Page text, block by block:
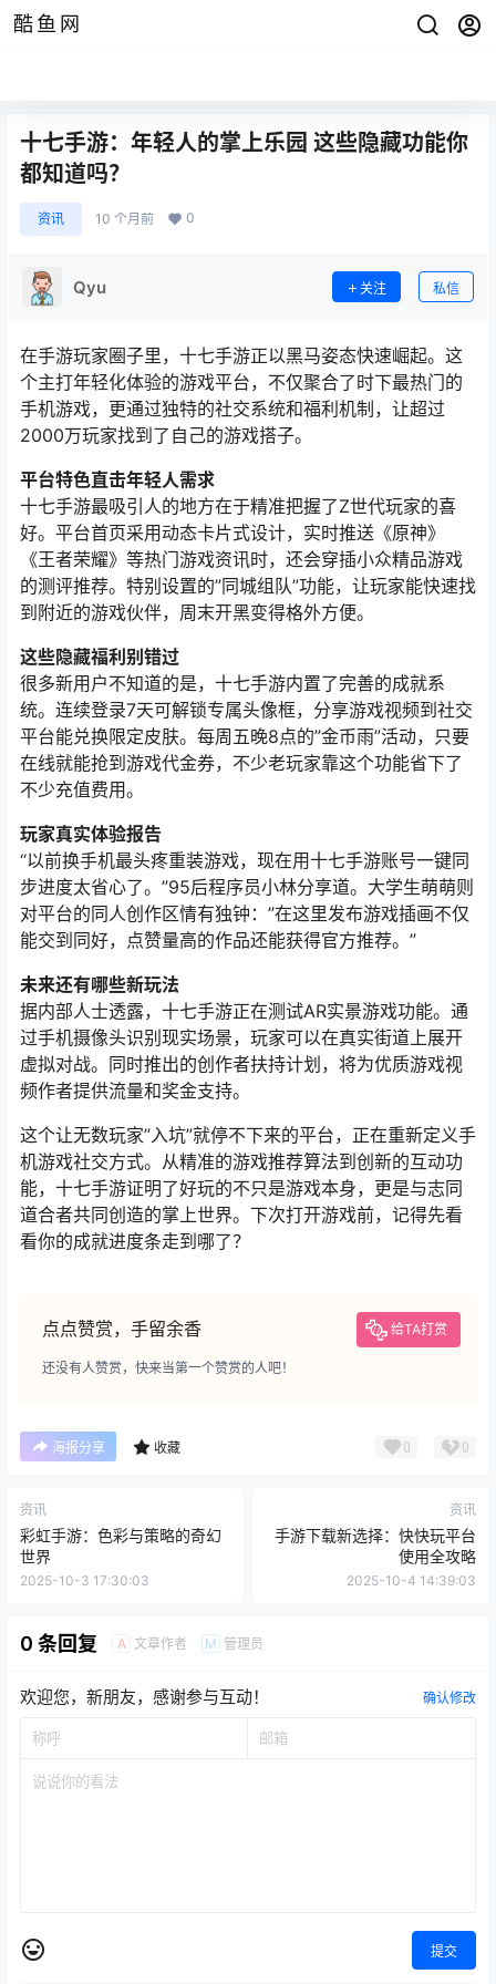
酷鱼网
十七手游：年轻人的掌上乐园 这些隐藏功能你
都知道吗？
资讯 10 个月前 0
Qyu 关注 私信
在手游玩家圈子里，十七手游正以黑马姿态快速崛起。这
个主打年轻化体验的游戏平台，不仅聚合了时下最热门的
手机游戏，更通过独特的社交系统和福利机制，让超过
2000万玩家找到了自己的游戏搭子。
平台特色直击年轻人需求
十七手游最吸引人的地方在于精准把握了Z世代玩家的喜
好。平台首页采用动态卡片式设计，实时推送《原神》
《王者荣耀》等热门游戏资讯时，还会穿插小众精品游戏
的测评推荐。特别设置的”同城组队”功能，让玩家能快速找
到附近的游戏伙伴，周末开黑变得格外方便。
这些隐藏福利别错过
很多新用户不知道的是，十七手游内置了完善的成就系
统。连续登录7天可解锁专属头像框，分享游戏视频到社交
平台能兑换限定皮肤。每周五晚8点的”金币雨”活动，只要
在线就能抢到游戏代金券，不少老玩家靠这个功能省下了
不少充值费用。
玩家真实体验报告
“以前换手机最头疼重装游戏，现在用十七手游账号一键同
步进度太省心了。”95后程序员小林分享道。大学生萌萌则
对平台的同人创作区情有独钟：”在这里发布游戏插画不仅
能交到同好，点赞量高的作品还能获得官方推荐。”
未来还有哪些新玩法
据内部人士透露，十七手游正在测试AR实景游戏功能。通
过手机摄像头识别现实场景，玩家可以在真实街道上展开
虚拟对战。同时推出的创作者扶持计划，将为优质游戏视
频作者提供流量和奖金支持。
这个让无数玩家”入坑”就停不下来的平台，正在重新定义手
机游戏社交方式。从精准的游戏推荐算法到创新的互动功
能，十七手游证明了好玩的不只是游戏本身，更是与志同
道合者共同创造的掌上世界。下次打开游戏前，记得先看
看你的成就进度条走到哪了？
点点赞赏，手留余香 给TA打赏
还没有人赞赏，快来当第一个赞赏的人吧！
海报分享 收藏 0 0
资讯
彩虹手游：色彩与策略的奇幻
世界
2025-10-3 17:30:03
资讯
手游下载新选择：快快玩平台
使用全攻略
2025-10-4 14:39:03
0 条回复 A 文章作者 M 管理员
欢迎您，新朋友，感谢参与互动！ 确认修改
提交